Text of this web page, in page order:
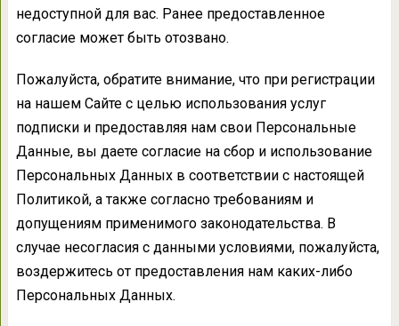
недоступной для вас. Ранее предоставленное
согласие может быть отозвано.
Пожалуйста, обратите внимание, что при регистрации
на нашем Сайте с целью использования услуг
подписки и предоставляя нам свои Персональные
Данные, вы даете согласие на сбор и использование
Персональных Данных в соответствии с настоящей
Политикой, а также согласно требованиям и
допущениям применимого законодательства. В
случае несогласия с данными условиями, пожалуйста,
воздержитесь от предоставления нам каких-либо
Персональных Данных.